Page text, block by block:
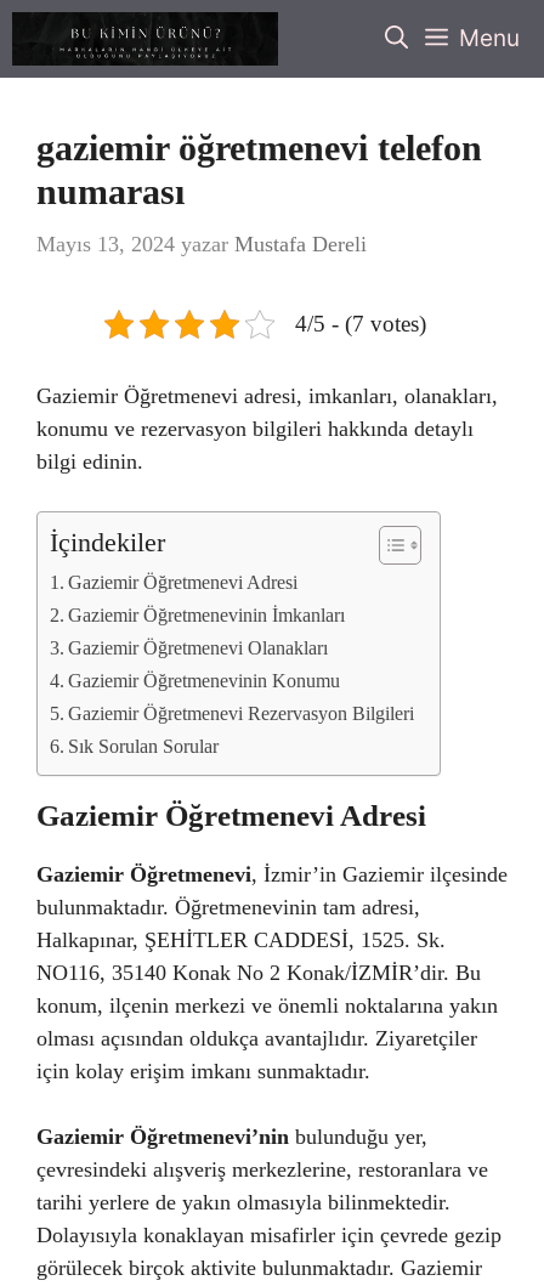
İçeriğe
Menu
gaziemir öğretmenevi telefon
numarası
Mayıs 13, 2024 yazar Mustafa Dereli
4/5 - (7 votes)
Gaziemir Öğretmenevi adresi, imkanları, olanakları,
konumu ve rezervasyon bilgileri hakkında detaylı
bilgi edinin.
İçindekiler
Gaziemir Öğretmenevi Adresi
Gaziemir Öğretmenevinin İmkanları
Gaziemir Öğretmenevi Olanakları
Gaziemir Öğretmenevinin Konumu
Gaziemir Öğretmenevi Rezervasyon Bilgileri
Sık Sorulan Sorular
Gaziemir Öğretmenevi Adresi
Gaziemir Öğretmenevi, İzmir’in Gaziemir ilçesinde
bulunmaktadır. Öğretmenevinin tam adresi,
Halkapınar, ŞEHİTLER CADDESİ, 1525. Sk.
NO116, 35140 Konak No 2 Konak/İZMİR’dir. Bu
konum, ilçenin merkezi ve önemli noktalarına yakın
olması açısından oldukça avantajlıdır. Ziyaretçiler
için kolay erişim imkanı sunmaktadır.
Gaziemir Öğretmenevi’nin bulunduğu yer,
çevresindeki alışveriş merkezlerine, restoranlara ve
tarihi yerlere de yakın olmasıyla bilinmektedir.
Dolayısıyla konaklayan misafirler için çevrede gezip
görülecek birçok aktivite bulunmaktadır. Gaziemir